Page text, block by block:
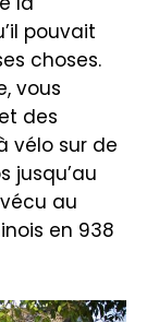
pouvait
choses.
vous
des
vélo sur de
jusqu’au
au
en 938